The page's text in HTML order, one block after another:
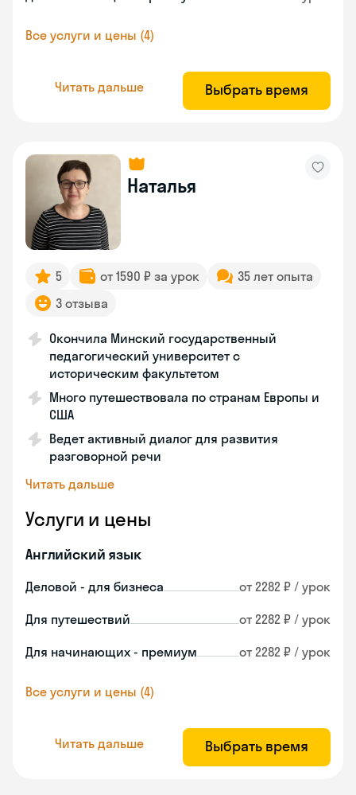
Все услуги и цены (4)
Читать дальше Выбрать время
Наталья
5 от 1590 ₽ за урок
35 лет опыта
3 отзыва
Окончила Минский государственный
педагогический университет с
историческим факультетом
Много путешествовала по странам Европы и
США
Ведет активный диалог для развития
разговорной речи
Читать дальше
Услуги и цены
Английский язык
Деловой - для бизнеса от 2282 ₽ / урок
Для путешествий от 2282 ₽ / урок
Для начинающих - премиум от 2282 ₽ / урок
Все услуги и цены (4)
Читать дальше Выбрать время